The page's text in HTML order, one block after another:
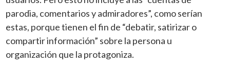
parodia, comentarios y admiradores”, como serían
estas, porque tienen el fin de “debatir, satirizar o
compartir información” sobre la persona u
organización que la protagoniza.